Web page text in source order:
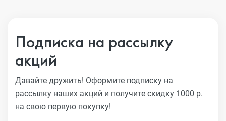
Подписка на рассылку
акций
Давайте дружить! Оформите подписку на
рассылку наших акций и получите скидку 1000 р.
на свою первую покупку!